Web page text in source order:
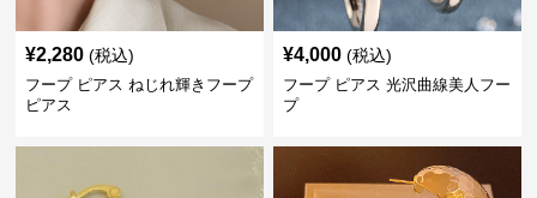
¥2,280 (税込)
フープ ピアス ねじれ輝きフープ
ピアス
¥4,000 (税込)
フープ ピアス 光沢曲線美人フー
プ